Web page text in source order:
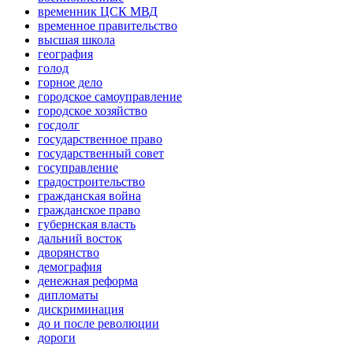
временник ЦСК МВД
временное правительство
высшая школа
география
голод
горное дело
городское самоуправление
городское хозяйство
госдолг
государственное право
государственный совет
госуправление
градостроительство
гражданская война
гражданское право
губернская власть
дальний восток
дворянство
демография
денежная реформа
дипломаты
дискриминация
до и после революции
дороги